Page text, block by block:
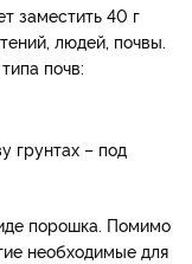
заместить 40 г
людей, почвы.
почв:
грунтах – под
порошка. Помимо
необходимые для